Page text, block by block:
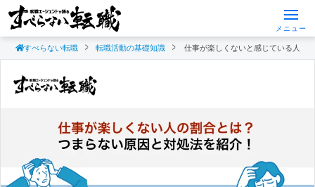
メニュー
すべらない転職 転職活動の基礎知識 仕事が楽しくないと感じている人の